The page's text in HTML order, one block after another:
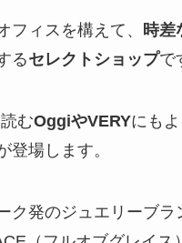
フィスを構えて、 時差
るセレクトショップで
むOggiやVERYにも
登場します。
ク発のジュエリーブラ